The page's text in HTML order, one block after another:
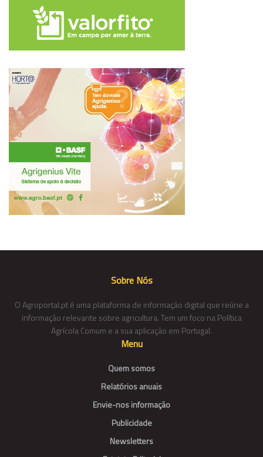
Sobre Nós
O Agroportal.pt é uma plataforma de informação digital que reúne a
informação relevante sobre agricultura. Tem um foco na Política
Agrícola Comum e a sua aplicação em Portugal.
Menu
Quem somos
Relatórios anuais
Envie-nos informação
Publicidade
Newsletters